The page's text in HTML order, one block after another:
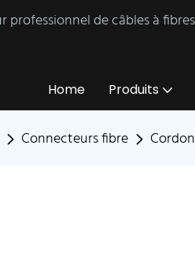
professionnel de câbles à
Home Produits
Connecteurs fibre